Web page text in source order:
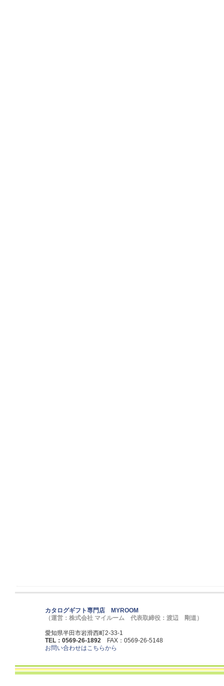
カタログギフト専門店 MYROOM
（運営：株式会社 マイルーム 代表取締役：渡辺 剛道）
愛知県半田市岩滑西町2-33-1
TEL：0569-26-1892 FAX：0569-26-5148
お問い合わせはこちらから